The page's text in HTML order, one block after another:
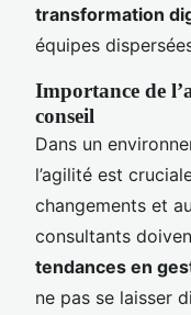
transformation
équipes
Importance de
conseil
Dans un
l’agilité est
changements et
consultants
tendances en
ne pas se laisser